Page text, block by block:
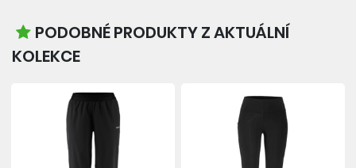
PODOBNÉ PRODUKTY Z AKTUÁLNÍ
KOLEKCE